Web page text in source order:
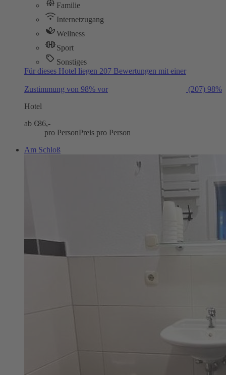
Familie
Internetzugang
Wellness
Sport
Sonstiges
Für dieses Hotel liegen 207 Bewertungen mit einer
Zustimmung von 98% vor (207) 98%
Hotel
ab €86,-
pro PersonPreis pro Person
Am Schloß